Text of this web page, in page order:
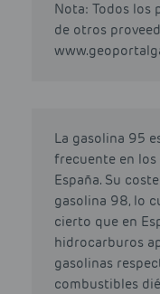
Nota: Todos los
de otros
La gasolina 95
frecuente en los
España. Su
gasolina 98, lo
cierto que en
hidrocarburos
gasolinas
combustibles